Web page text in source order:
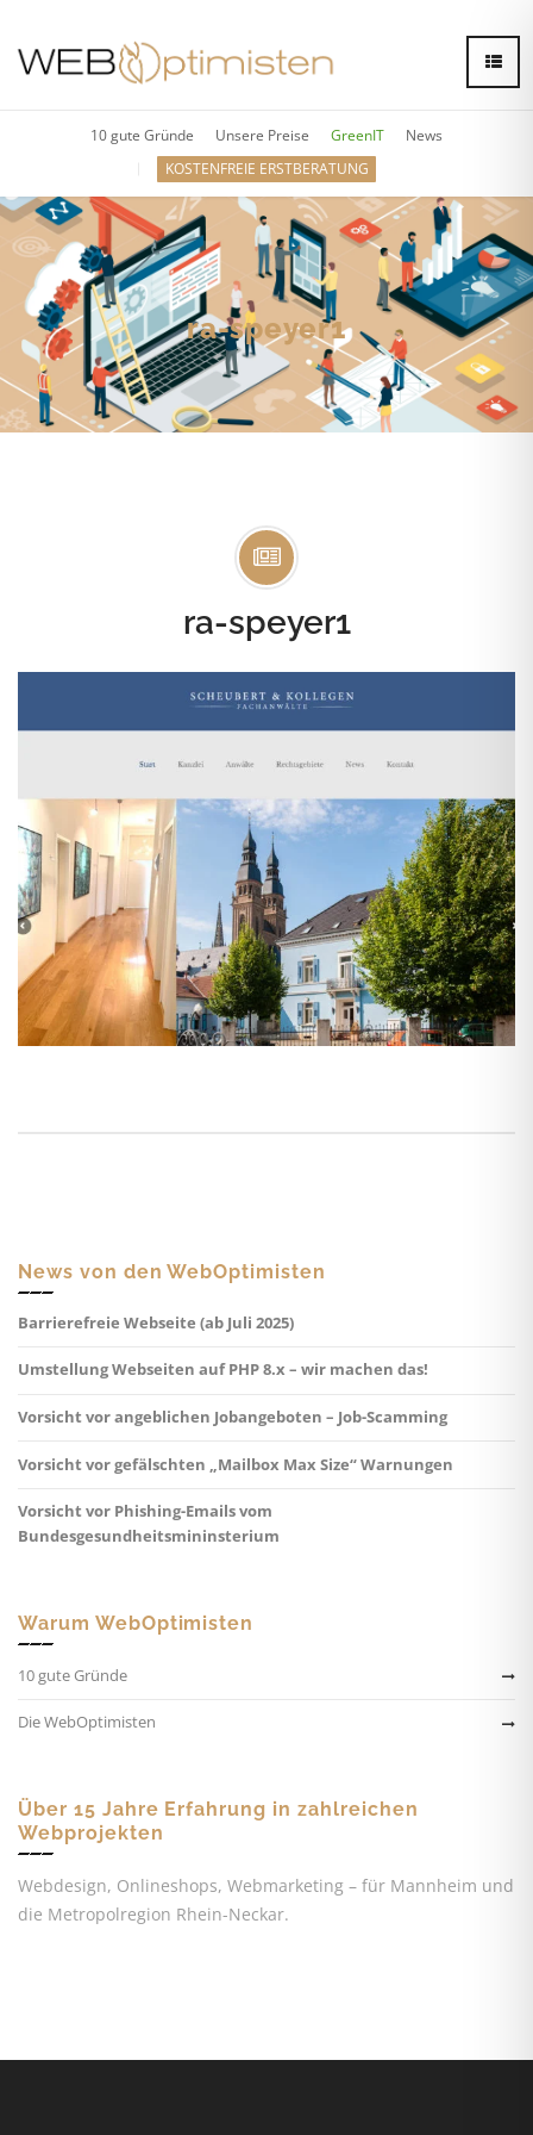
10 gute Gründe Unsere Preise GreenIT
News
KOSTENFREIE ERSTBERATUNG
ra-speyer1
ra-speyer1
News von den WebOptimisten
Barrierefreie Webseite (ab Juli 2025)
Umstellung Webseiten auf PHP 8.x – wir machen das!
Vorsicht vor angeblichen Jobangeboten – Job-Scamming
Vorsicht vor gefälschten „Mailbox Max Size“ Warnungen
Vorsicht vor Phishing-Emails vom
Bundesgesundheitsmininsterium
Warum WebOptimisten
10 gute Gründe
Die WebOptimisten
Über 15 Jahre Erfahrung in zahlreichen
Webprojekten
Webdesign, Onlineshops, Webmarketing – für Mannheim und
die Metropolregion Rhein-Neckar.